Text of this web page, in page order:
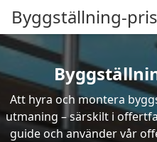
Byggställning-
Att hyra och montera
utmaning – särskilt i
guide och använder vår